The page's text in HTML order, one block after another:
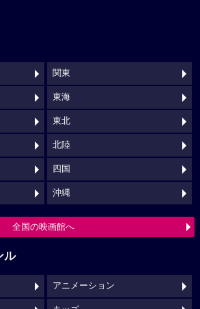
関東
東海
東北
北陸
四国
沖縄
全国の映画館へ
ル
アニメーション